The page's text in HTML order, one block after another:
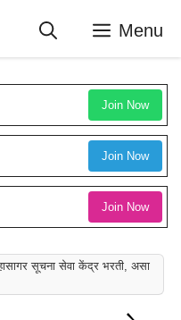
Menu
Join Now
Join Now
Join Now
सूचना सेवा केंद्र भरती, असा